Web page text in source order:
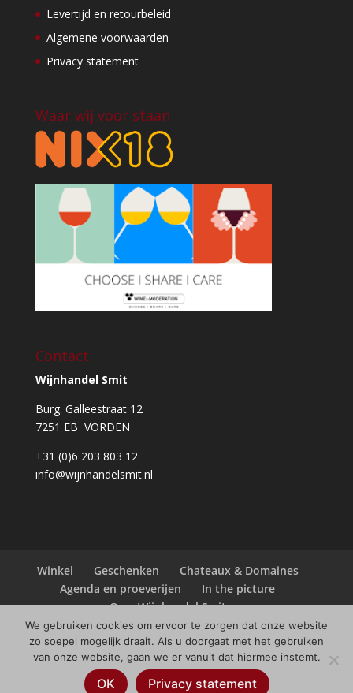
Levertijd en retourbeleid
Algemene voorwaarden
Privacy statement
Waar wij voor staan
Contact
Wijnhandel Smit
Burg. Galleestraat 12
7251 EB VORDEN
+31 (0)6 203 803 12
info@wijnhandelsmit.nl
Winkel Geschenken
Chateaux & Domaines
Agenda en proeverijen
In the picture
Over Wijnhandel Smit
© Copyright2026Wijnhandel Smit |
Webdesign
We gebruiken cookies om ervoor te zorgen dat onze website
zo soepel mogelijk draait. Als u doorgaat met het gebruiken
van onze website, gaan we er vanuit dat hiermee instemt.
OK Privacy statement